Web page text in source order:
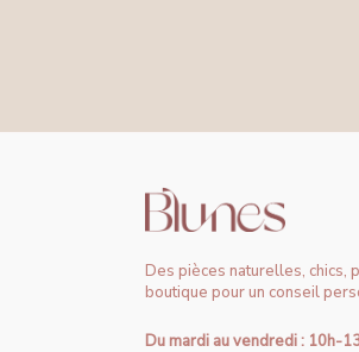
Des pièces naturelles, chics,
boutique pour un conseil
Du mardi au vendredi : 10h-